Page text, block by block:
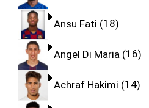
Ansu Fati 18
Angel Di Maria 16
Achraf Hakimi 14